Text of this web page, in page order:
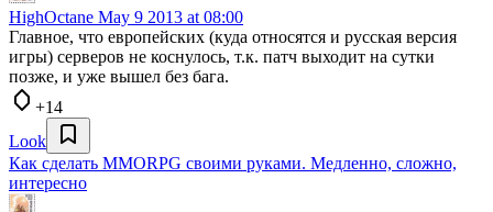
HighOctane May 9 2013 at 08:00
Главное, что европейских (куда относятся и русская версия
игры) серверов не коснулось, т.к. патч выходит на сутки
позже, и уже вышел без бага.
+14
Look
Как сделать MMORPG своими руками. Медленно, сложно,
интересно